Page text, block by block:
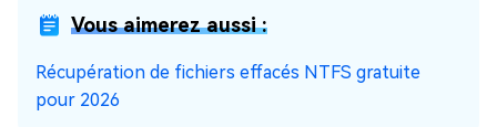
Vous aimerez aussi :
Récupération de fichiers effacés NTFS gratuite
pour 2026